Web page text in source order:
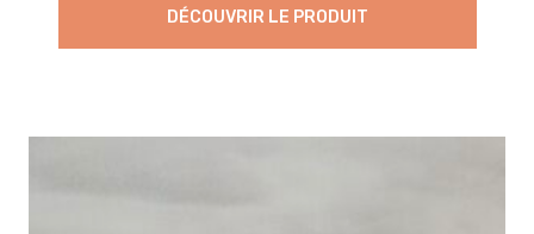
DÉCOUVRIR LE PRODUIT